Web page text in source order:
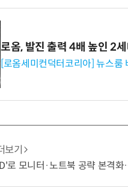
로옴, 발진 출력 4배 높인 2
[로옴세미컨덕터코리아] 뉴스룸
보기
로 모니터·노트북 공략 본격